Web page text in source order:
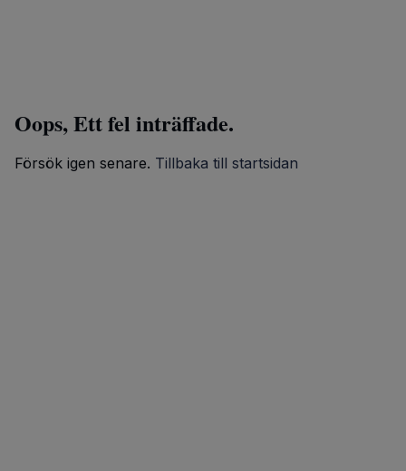
Oops, Ett fel inträffade.
Försök igen senare. Tillbaka till startsidan